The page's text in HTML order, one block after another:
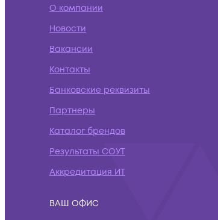
О компании
Новости
Вакансии
Контакты
Банковские реквизиты
Партнеры
Каталог брендов
Результаты СОУТ
Аккредитация ИТ
ВАШ ОФИС